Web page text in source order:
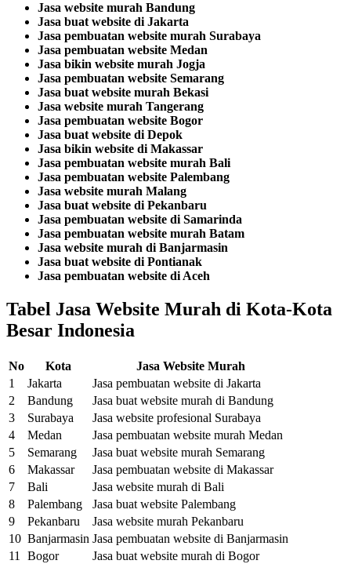
Jasa website murah Bandung
Jasa buat website di Jakarta
Jasa pembuatan website murah Surabaya
Jasa pembuatan website Medan
Jasa bikin website murah Jogja
Jasa pembuatan website Semarang
Jasa buat website murah Bekasi
Jasa website murah Tangerang
Jasa pembuatan website Bogor
Jasa buat website di Depok
Jasa bikin website di Makassar
Jasa pembuatan website murah Bali
Jasa pembuatan website Palembang
Jasa website murah Malang
Jasa buat website di Pekanbaru
Jasa pembuatan website di Samarinda
Jasa pembuatan website murah Batam
Jasa website murah di Banjarmasin
Jasa buat website di Pontianak
Jasa pembuatan website di Aceh
Tabel Jasa Website Murah di Kota-Kota
Besar Indonesia
No Kota
Jasa Website Murah
1
Jakarta
Jasa pembuatan website di Jakarta
2
Bandung
Jasa buat website murah di Bandung
3
Surabaya
Jasa website profesional Surabaya
4
Medan
Jasa pembuatan website murah Medan
5
Semarang
Jasa buat website murah Semarang
6
Makassar
Jasa pembuatan website di Makassar
7
Bali
Jasa website murah di Bali
8
Palembang
Jasa buat website Palembang
9
Pekanbaru
Jasa website murah Pekanbaru
10 Banjarmasin Jasa pembuatan website di Banjarmasin
11
Bogor
Jasa buat website murah di Bogor